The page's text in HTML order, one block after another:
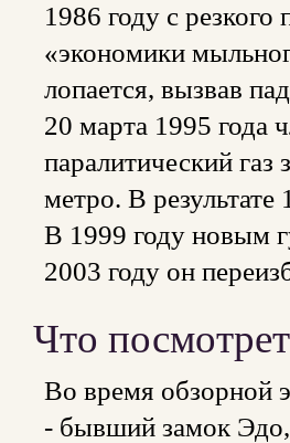
1986 году с
«экономики
лопается, вызвав
20 марта 1995 года
паралитический газ
метро. В
В 1999 году новым
2003 году он
Что
Во время обзорной
- бывший замок Эдо,